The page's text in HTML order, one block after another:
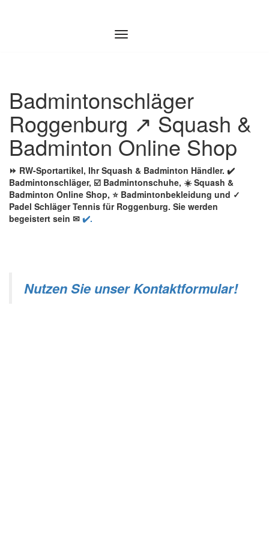
Badmintonschläger
Roggenburg ↗️ Squash &
Badminton Online Shop
⏩ RW-Sportartikel, Ihr Squash & Badminton Händler. ✔️
Badmintonschläger, ☑️ Badmintonschuhe, ☀️ Squash &
Badminton Online Shop, ⭐ Badmintonbekleidung und ✓
Padel Schläger Tennis für Roggenburg. Sie werden
begeistert sein ✉ ✔️.
Nutzen Sie unser Kontaktformular!